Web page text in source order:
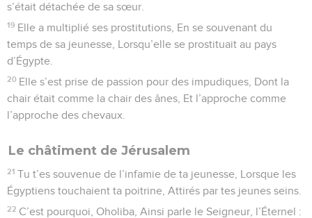
s’était détachée de sa sœur.
19 Elle a multiplié ses prostitutions, En se souvenant du
temps de sa jeunesse, Lorsqu’elle se prostituait au pays
d’Égypte.
20 Elle s’est prise de passion pour des impudiques, Dont la
chair était comme la chair des ânes, Et l’approche comme
l’approche des chevaux.
Le châtiment de Jérusalem
21 Tu t’es souvenue de l’infamie de ta jeunesse, Lorsque les
Égyptiens touchaient ta poitrine, Attirés par tes jeunes seins.
22 C’est pourquoi, Oholiba, Ainsi parle le Seigneur, l’Éternel :